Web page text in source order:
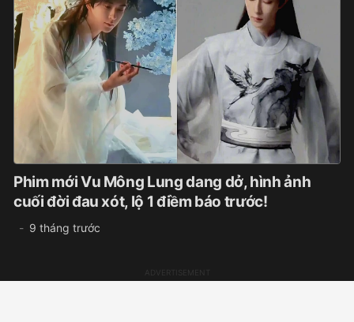
Phim mới Vu Mông Lung dang dở, hình ảnh
cuối đời đau xót, lộ 1 điềm báo trước!
9 tháng trước